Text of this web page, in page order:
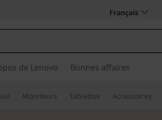
Français
de Lenovo Bonnes affaires
Moniteurs Tablettes Accessoires